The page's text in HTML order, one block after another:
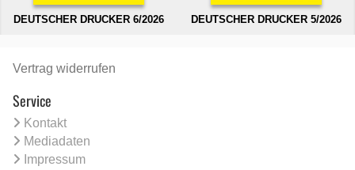
DEUTSCHER DRUCKER 6/2026 DEUTSCHER DRUCKER 5/2026
Vertrag widerrufen
Service
Kontakt
Mediadaten
Impressum